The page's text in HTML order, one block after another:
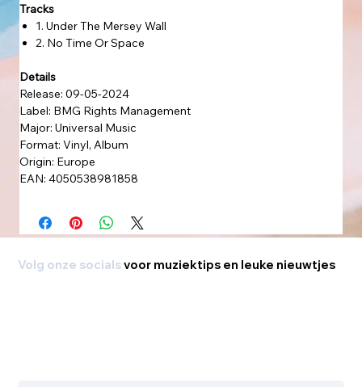
Tracks
1. Under The Mersey Wall
2. No Time Or Space
Details
Release: 09-05-2024
Label: BMG Rights Management
Major: Universal Music
Format: Vinyl, Album
Origin: Europe
EAN: 4050538981858
Volg onze socialsvoor muziektips en leuke nieuwtjes